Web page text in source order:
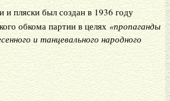
и пляски был создан в 1936 году
обкома партии в целях «пропаганды
и танцевального народного